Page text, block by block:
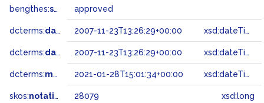
bengthes:status approved
dcterms:dateAccepted 2007-11-23T13:26:29+00:00 xsd:dateTime
dcterms:dateSubmitted 2007-11-23T13:26:29+00:00 xsd:dateTime
dcterms:modified 2021-01-28T15:01:34+00:00 xsd:dateTime
skos:notation 28079 xsd:long